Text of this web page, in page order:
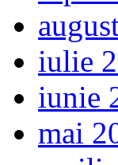
iulie
iunie
mai